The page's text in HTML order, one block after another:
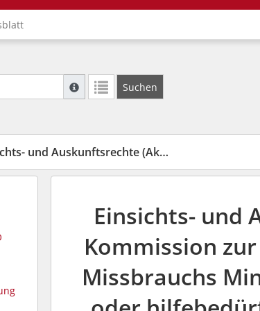
Suche mit Platzhalter "*", Bsp. Pfarrer*,
Suchen
und Auskunftsrechte (AktAuskG)
Einsichts- und
Kommission
Missbrauchs